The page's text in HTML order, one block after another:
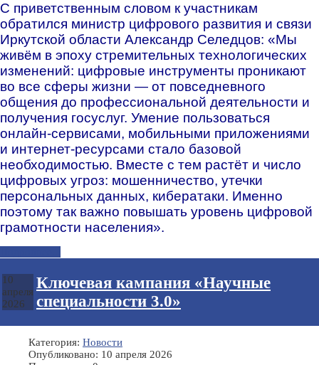
С приветственным словом к участникам
обратился министр цифрового развития и связи
Иркутской области Александр Селедцов: «Мы
живём в эпоху стремительных технологических
изменений: цифровые инструменты проникают
во все сферы жизни — от повседневного
общения до профессиональной деятельности и
получения госуслуг. Умение пользоваться
онлайн-сервисами, мобильными приложениями
и интернет-ресурсами стало базовой
необходимостью. Вместе с тем растёт и число
цифровых угроз: мошенничество, утечки
персональных данных, кибератаки. Именно
поэтому так важно повышать уровень цифровой
грамотности населения».
10
апреля
2026
Ключевая кампания «Научные
специальности 3.0»
Категория: Новости
Опубликовано: 10 апреля 2026